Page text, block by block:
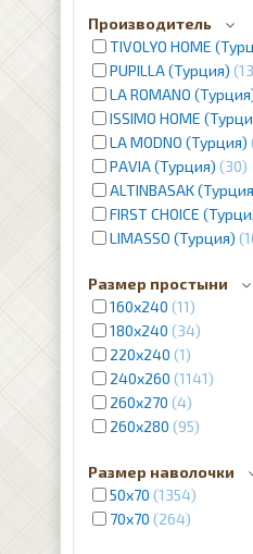
Производитель
TIVOLYO HOME
PUPILLA (Турция)
LA ROMANO
ISSIMO HOME
LA MODNO (Турция)
PAVIA (Турция) 30
ALTINBASAK
FIRST CHOICE
LIMASSO (Турция)
Размер простыни
160х240 11
180х240 34
220х240 1
240x260 1141
260x270 4
260x280 95
Размер наволочки
50х70 1354
70x70 264